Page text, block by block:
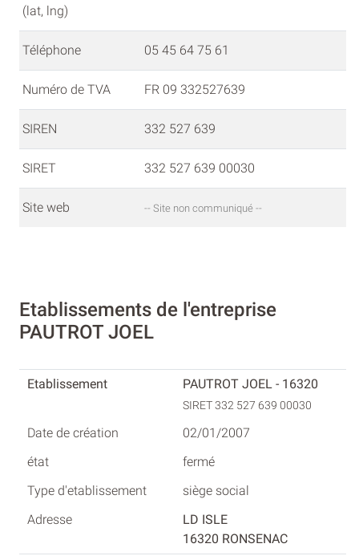
(lat, lng)
Téléphone 05 45 64 75 61
Numéro de TVA FR 09 332527639
SIREN 332 527 639
SIRET 332 527 639 00030
Site web -- Site non communiqué --
Etablissements de l'entreprise
PAUTROT JOEL
PAUTROT JOEL - 16320
SIRET 332 527 639 00030
02/01/2007
fermé
siège social
LD ISLE
16320 RONSENAC